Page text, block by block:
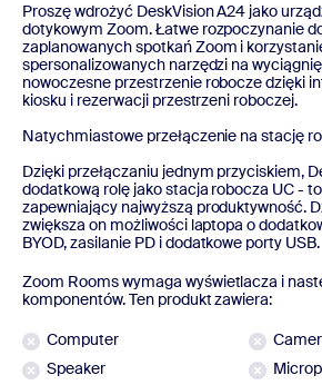
Proszę wdrożyć DeskVision A24 jako
dotykowym Zoom. Łatwe rozpoczynanie
zaplanowanych spotkań Zoom i
spersonalizowanych narzędzi na
nowoczesne przestrzenie robocze dzięki
kiosku i rezerwacji przestrzeni roboczej.
Natychmiastowe przełączenie na stację
Dzięki przełączaniu jednym przyciskiem,
dodatkową rolę jako stacja robocza UC -
zapewniający najwyższą produktywność.
zwiększa on możliwości laptopa o
BYOD, zasilanie PD i dodatkowe porty USB.
Zoom Rooms wymaga wyświetlacza i
komponentów. Ten produkt zawiera:
Computer
Speaker